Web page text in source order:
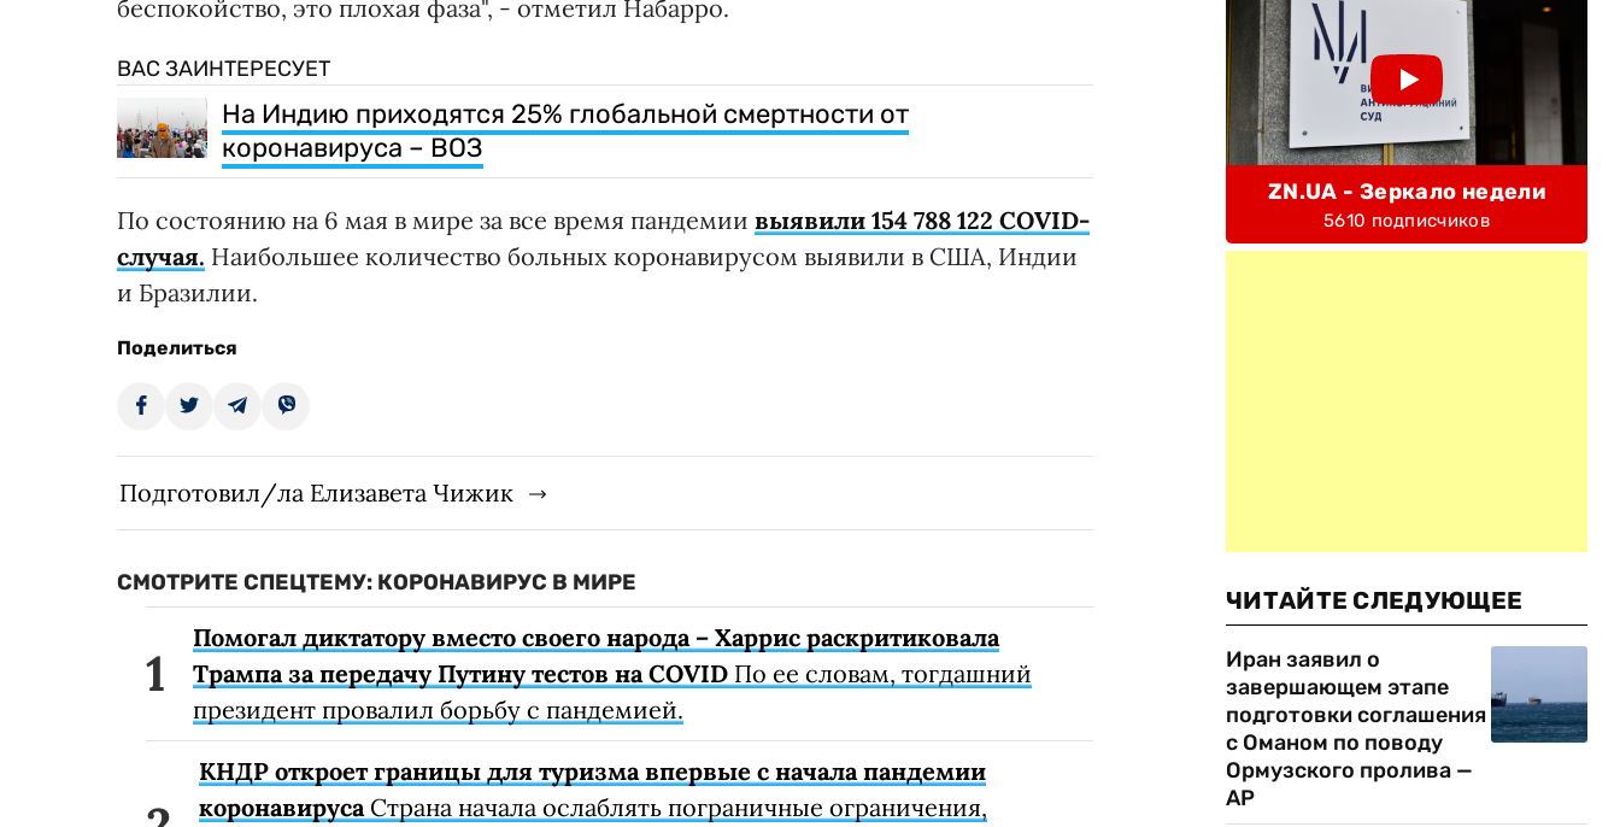
беспокойство, это плохая фаза", - отметил Набарро.
ВАС ЗАИНТЕРЕСУЕТ
На Индию приходятся 25% глобальной смертности от
коронавируса – ВОЗ
По состоянию на 6 мая в мире за все время пандемии выявили 154 788 122 COVID-
случая. Наибольшее количество больных коронавирусом выявили в США, Индии
и Бразилии.
Поделиться
Подготовил/ла Елизавета Чижик
СМОТРИТЕ СПЕЦТЕМУ: КОРОНАВИРУС В МИРЕ
Помогал диктатору вместо своего народа – Харрис раскритиковала
Трампа за передачу Путину тестов на COVID По ее словам, тогдашний
президент провалил борьбу с пандемией.
КНДР откроет границы для туризма впервые с начала пандемии
коронавирусаСтрана начала ослаблять пограничные ограничения,
ZN.UA - Зеркало недели
5610 подписчиков
ЧИТАЙТЕ СЛЕДУЮЩЕЕ
Иран заявил о
завершающем этапе
подготовки соглашения
с Оманом по поводу
Ормузского пролива —
AP